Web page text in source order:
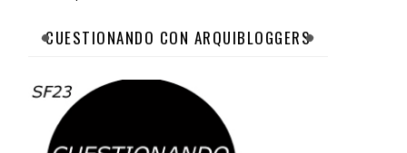
CUESTIONANDO CON ARQUIBLOGGERS